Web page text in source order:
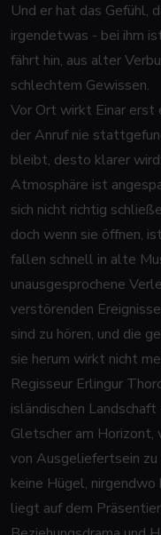
Und er hat das Gefühl,
irgendetwas - bei ihm
fährt hin, aus alter
schlechtem Gewissen.
Vor Ort wirkt Einar erst
der Anruf nie
bleibt, desto klarer
Atmosphäre ist
sich nicht richtig
doch wenn sie öffnen,
fallen schnell in alte
unausgesprochene
verstörenden
sind zu hören, und die
sie herum wirkt nicht
Regisseur Erlingur
isländischen
Gletscher am Horizont,
von Ausgeliefertsein zu
keine Hügel,
liegt auf dem